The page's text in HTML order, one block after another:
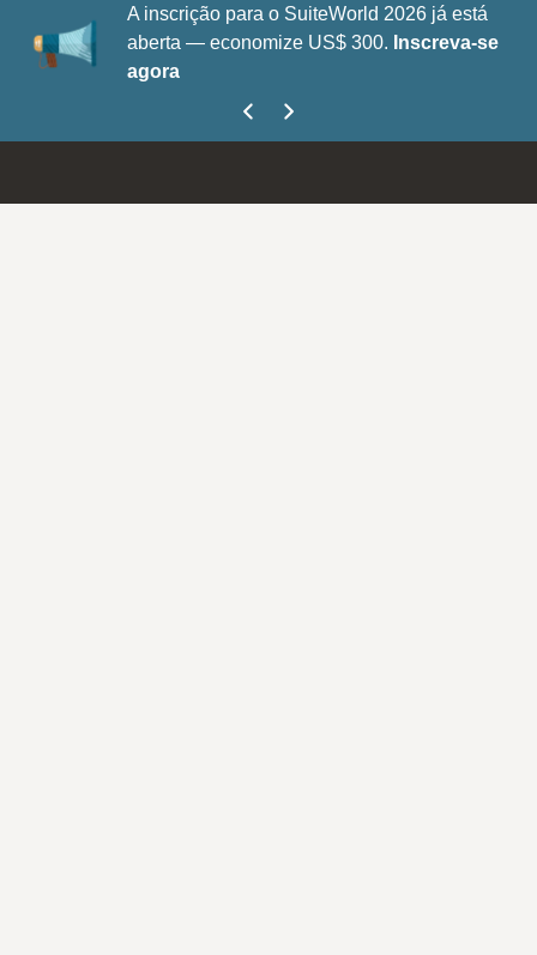
A inscrição para o SuiteWorld 2026 já está
aberta — economize US$ 300. Inscreva-se
agora